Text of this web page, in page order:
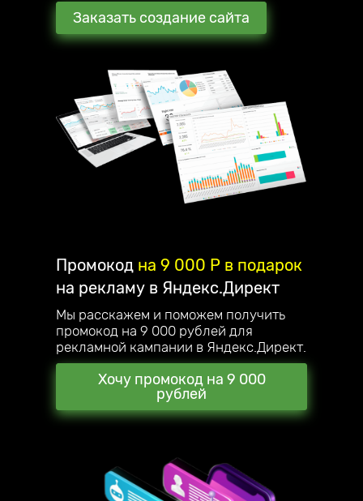
Заказать создание сайта
Промокод на 9 000 P в подарок
на рекламу в Яндекс.Директ
Мы расскажем и поможем получить
промокод на 9 000 рублей для
рекламной кампании в Яндекс.Директ.
Хочу промокод на 9 000
рублей